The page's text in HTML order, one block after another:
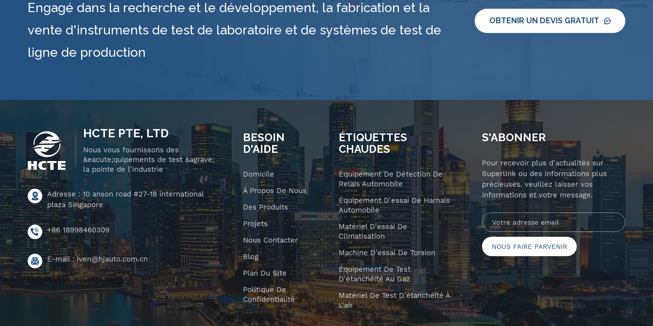
Engagé dans la recherche et le développement, la fabrication et la
vente d'instruments de test de laboratoire et de systèmes de test de
ligne de production
OBTENIR UN DEVIS GRATUIT
HCTE PTE, LTD
Nous vous fournissons des
&eacute;quipements de test &agrave;
la pointe de l'industrie
Adresse : 10 anson road #27-18 international
plaza Singapore
+86 18998460309
E-mail :iven@hjauto.com.cn
S'ABONNER
Pour recevoir plus d'actualités sur
Superlink ou des informations plus
précieuses. veuillez laisser vos
informations et votre message.
BESOIN
D'AIDE
Domicile
À Propos De Nous
Des Produits
Projets
Nous Contacter
Blog
Plan Du Site
Politique De
Confidentialité
ÉTIQUETTES
CHAUDES
Équipement De Détection De
Relais Automobile
Équipement D'essai De Harnais
Automobile
Matériel D'essai De
Climatisation
Machine D'essai De Torsion
Équipement De Test
D'étanchéité Au Gaz
Matériel De Test D'étanchéité À
L'air